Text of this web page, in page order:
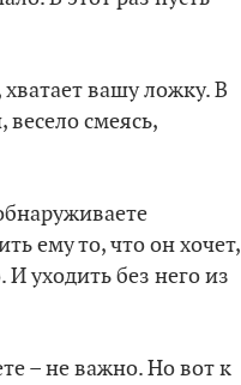
вашу ложку. В
смеясь,
ему то, что он хочет,
уходить без него из
– не важно. Но вот к